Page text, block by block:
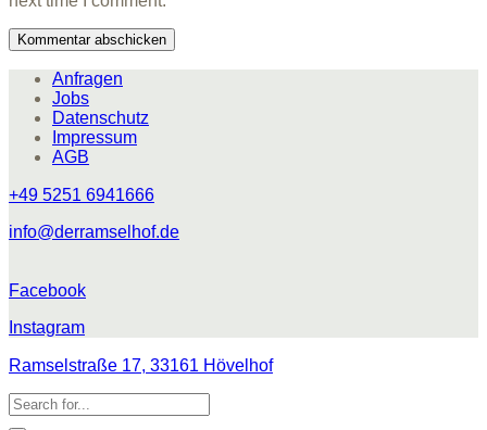
Anfragen
Jobs
Datenschutz
Impressum
AGB
+49 5251 6941666
info@derramselhof.de
Facebook
Instagram
Ramselstraße 17, 33161 Hövelhof